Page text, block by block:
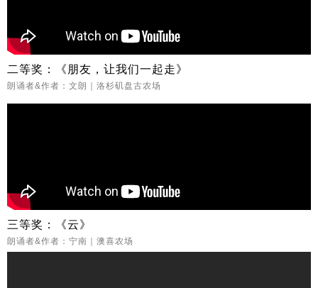
二等奖：《朋友，让我们一起走》
朗诵者&作者：文朗｜洛杉矶盘古农场
三等奖：《云》
朗诵者&作者：宁南｜澳喜农场